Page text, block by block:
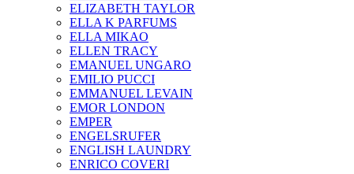
ELIZABETH TAYLOR
ELLA K PARFUMS
ELLA MIKAO
ELLEN TRACY
EMANUEL UNGARO
EMILIO PUCCI
EMMANUEL LEVAIN
EMOR LONDON
EMPER
ENGELSRUFER
ENGLISH LAUNDRY
ENRICO COVERI